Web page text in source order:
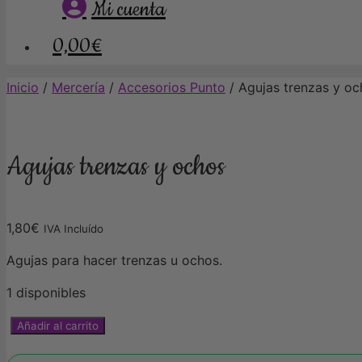
Mi cuenta
0,00€
Inicio / Mercería / Accesorios Punto / Agujas trenzas y
Agujas trenzas y ochos
1,80€ IVA Incluído
Agujas para hacer trenzas u ochos.
1 disponibles
Agujas
trenzas
Añadir al carrito